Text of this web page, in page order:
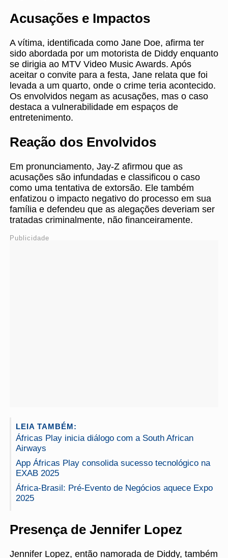
Acusações e Impactos
A vítima, identificada como Jane Doe, afirma ter
sido abordada por um motorista de Diddy enquanto
se dirigia ao MTV Video Music Awards. Após
aceitar o convite para a festa, Jane relata que foi
levada a um quarto, onde o crime teria acontecido.
Os envolvidos negam as acusações, mas o caso
destaca a vulnerabilidade em espaços de
entretenimento.
Reação dos Envolvidos
Em pronunciamento, Jay-Z afirmou que as
acusações são infundadas e classificou o caso
como uma tentativa de extorsão. Ele também
enfatizou o impacto negativo do processo em sua
família e defendeu que as alegações deveriam ser
tratadas criminalmente, não financeiramente.
Publicidade
LEIA TAMBÉM:
Áfricas Play inicia diálogo com a South African
Airways
App Áfricas Play consolida sucesso tecnológico na
EXAB 2025
África-Brasil: Pré-Evento de Negócios aquece Expo
2025
Presença de Jennifer Lopez
Jennifer Lopez, então namorada de Diddy, também